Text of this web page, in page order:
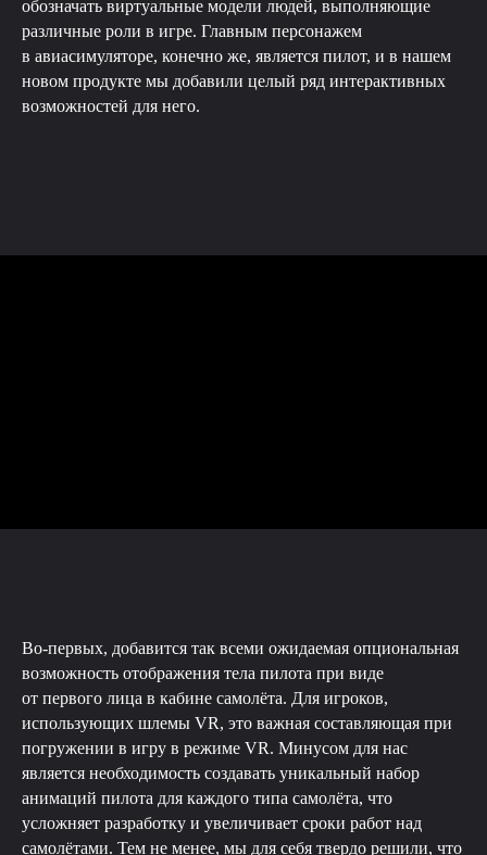
обозначать виртуальные модели людей, выполняющие
различные роли в игре. Главным персонажем
в авиасимуляторе, конечно же, является пилот, и в нашем
новом продукте мы добавили целый ряд интерактивных
возможностей для него.
Во-первых, добавится так всеми ожидаемая опциональная
возможность отображения тела пилота при виде
от первого лица в кабине самолёта. Для игроков,
использующих шлемы VR, это важная составляющая при
погружении в игру в режиме VR. Минусом для нас
является необходимость создавать уникальный набор
анимаций пилота для каждого типа самолёта, что
усложняет разработку и увеличивает сроки работ над
самолётами. Тем не менее, мы для себя твердо решили, что